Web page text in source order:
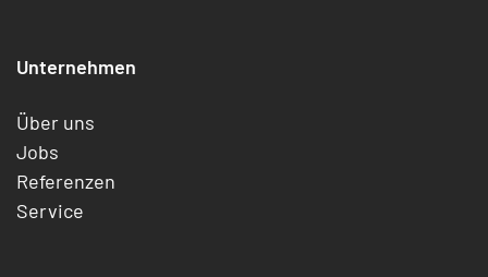
Unternehmen
Über uns
Jobs
Referenzen
Service